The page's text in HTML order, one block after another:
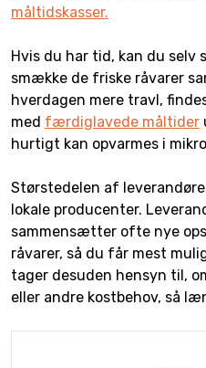
måltidskasser.
Hvis du har tid, kan du selv
smække de friske råvarer
hverdagen mere travl,
med færdiglavede måltider
hurtigt kan opvarmes i
Størstedelen af
lokale producenter.
sammensætter ofte nye
råvarer, så du får mest
tager desuden hensyn til,
eller andre kostbehov, så